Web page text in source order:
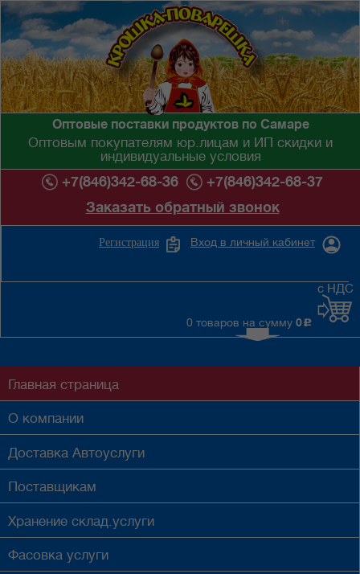
Оптовые поставки продуктов по Самаре
Оптовым покупателям юр.лицам и ИП скидки и
индивидуальные условия
+7(846)342-68-36
+7(846)342-68-37
Заказать обратный звонок
Вход в личный кабинет
Регистрация
0 товаров на сумму 0 c
с НДС
Главная страница
О компании
Доставка Автоуслуги
Поставщикам
Хранение склад.услуги
Фасовка услуги